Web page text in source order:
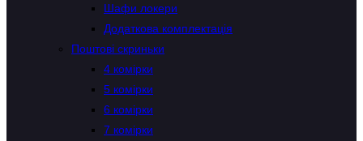
Шафи локери
Додаткова комплектація
Поштові скриньки
4 комірки
5 комірки
6 комірки
7 комірки